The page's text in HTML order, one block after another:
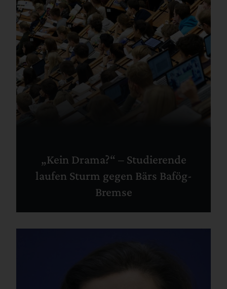
„Kein Drama?“ – Studierende
laufen Sturm gegen Bärs Bafög-
Bremse